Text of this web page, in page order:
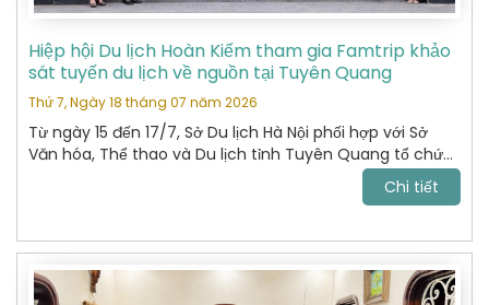
Hiệp hội Du lịch Hoàn Kiếm tham gia Famtrip khảo
sát tuyến du lịch về nguồn tại Tuyên Quang
Thứ 7, Ngày 18 tháng 07 năm 2026
Từ ngày 15 đến 17/7, Sở Du lịch Hà Nội phối hợp với Sở
Văn hóa, Thể thao và Du lịch tỉnh Tuyên Quang tổ chức
chương trình khảo sát, xây dựng và kết nối các sản
Chi tiết